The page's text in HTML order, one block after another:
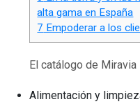
alta gama en España
7 Empoderar a los
El catálogo de
Alimentación y